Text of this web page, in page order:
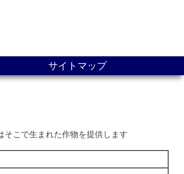
サイトマップ
こで生まれた作物を提供します